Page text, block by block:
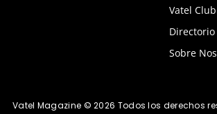
Vatel
Directorio
Sobre
Vatel Magazine © 2026 Todos los derechos